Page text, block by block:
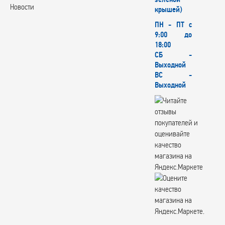
Новости
крышей)
ПН - ПТ с
9:00 до
18:00
СБ -
Выходной
ВС -
Выходной